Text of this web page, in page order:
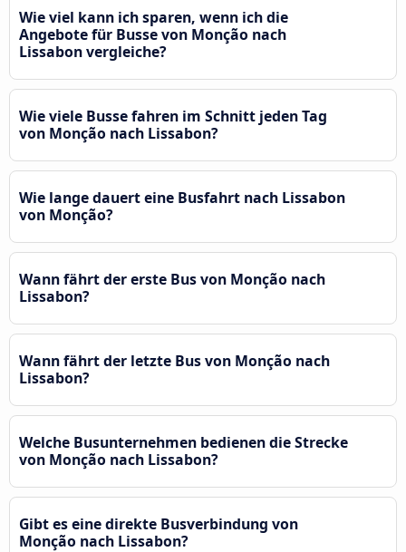
Wie viel kann ich sparen, wenn ich die
Angebote für Busse von Monção nach
Lissabon vergleiche?
Wie viele Busse fahren im Schnitt jeden Tag
von Monção nach Lissabon?
Wie lange dauert eine Busfahrt nach Lissabon
von Monção?
Wann fährt der erste Bus von Monção nach
Lissabon?
Wann fährt der letzte Bus von Monção nach
Lissabon?
Welche Busunternehmen bedienen die Strecke
von Monção nach Lissabon?
Gibt es eine direkte Busverbindung von
Monção nach Lissabon?